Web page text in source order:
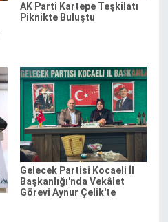
AK Parti Kartepe Teşkilatı
Piknikte Buluştu
Gelecek Partisi Kocaeli İl
Başkanlığı'nda Vekâlet
Görevi Aynur Çelik'te